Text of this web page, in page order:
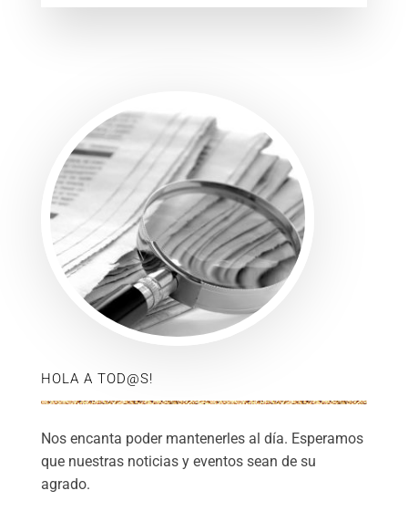
HOLA A TOD@S!
Nos encanta poder mantenerles al día. Esperamos
que nuestras noticias y eventos sean de su
agrado.